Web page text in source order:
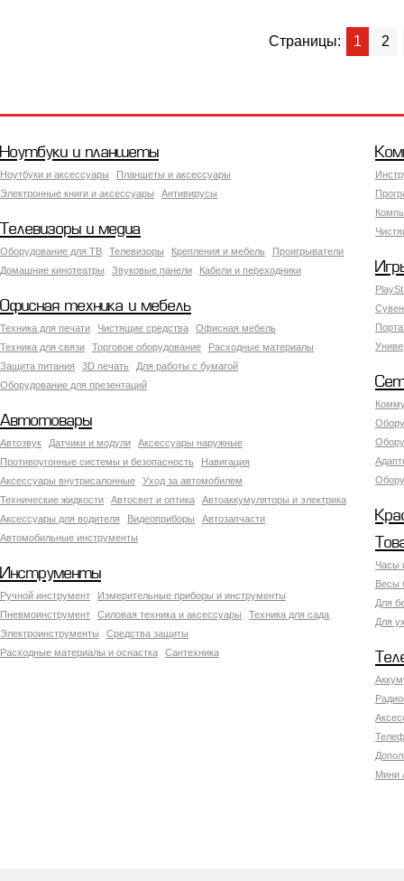
Страницы: 1 2
Ноутбуки и планшеты
Ноутбуки и аксессуары
Планшеты и аксессуары
Электронные книги и аксессуары
Антивирусы
Телевизоры и медиа
Оборудование для ТВ Телевизоры Крепления и мебель
Проигрыватели
Домашние кинотеатры
Звуковые панели Кабели и переходники
Офисная техника и мебель
Техника для печати Чистящие средства
Офисная мебель
Техника для связи
Торговое оборудование
Расходные материалы
Защита питания
3D печать
Для работы с бумагой
Оборудование для презентаций
Автотовары
Автозвук Датчики и модули
Аксессуары наружные
Противоугонные системы и безопасность
Навигация
Аксесcуары внутрисалонные
Уход за автомобилем
Технические жидкости
Автосвет и оптика
Автоаккумуляторы и электрика
Аксессуары для водителя
Видеоприборы
Автозапчасти
Автомобильные инструменты
Часы
Весы
Для
Для
Инструменты
Ручной инструмент
Измерительные приборы и инструменты
Пневмоинструмент
Силовая техника и аксессуары
Техника для сада
Электроинструменты
Средства защиты
Расходные материалы и оснастка
Сантехника
Мини